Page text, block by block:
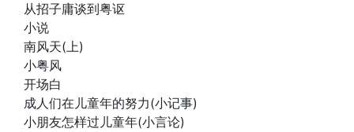
从招子庸谈到粤讴
小说
南风天(上)
小粤风
开场白
成人们在儿童年的努力(小记事)
小朋友怎样过儿童年(小言论)